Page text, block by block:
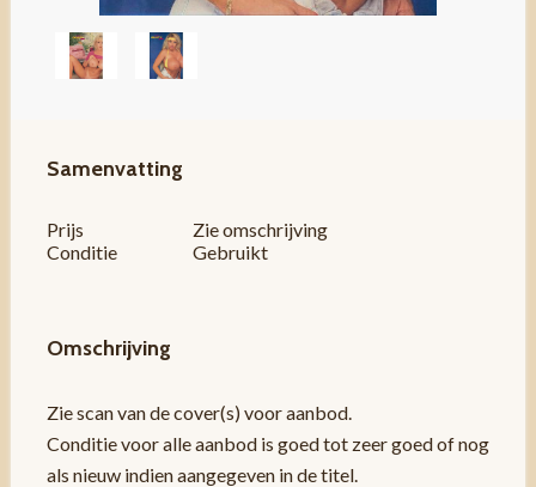
Samenvatting
Prijs
Zie omschrijving
Conditie
Gebruikt
Omschrijving
Zie scan van de cover(s) voor aanbod.
Conditie voor alle aanbod is goed tot zeer goed of nog
als nieuw indien aangegeven in de titel.